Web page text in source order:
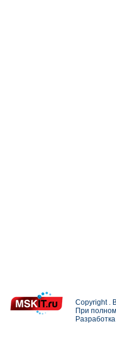
Copyright .
При